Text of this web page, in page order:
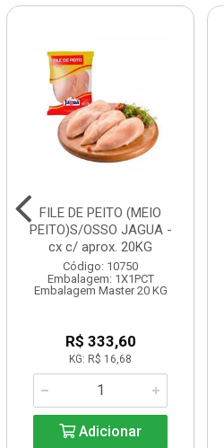
FILE DE PEITO (MEIO
PEITO)S/OSSO JAGUA -
cx c/ aprox. 20KG
Código: 10750
Embalagem: 1X1PCT
Embalagem Master 20 KG
R$ 333,60
KG: R$ 16,68
Adicionar